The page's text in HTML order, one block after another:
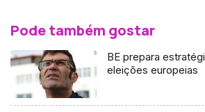
Pode também gostar
BE prepara
eleições europeias